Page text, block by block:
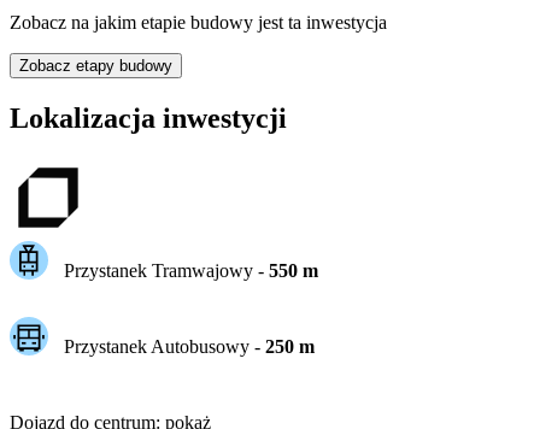
Zobacz na jakim etapie budowy jest ta inwestycja
Zobacz etapy budowy
Lokalizacja inwestycji
Przystanek Tramwajowy - 550m
Przystanek Autobusowy - 250m
Dojazd do centrum: pokaż